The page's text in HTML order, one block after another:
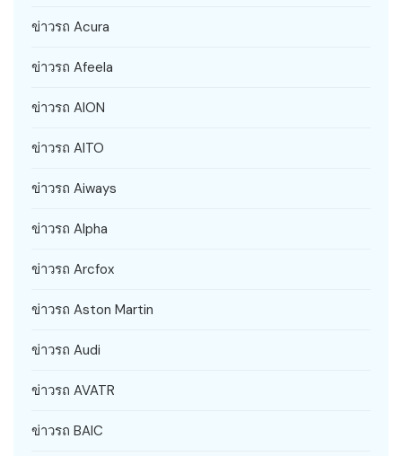
ข่าวรถ Acura
ข่าวรถ Afeela
ข่าวรถ AION
ข่าวรถ AITO
ข่าวรถ Aiways
ข่าวรถ Alpha
ข่าวรถ Arcfox
ข่าวรถ Aston Martin
ข่าวรถ Audi
ข่าวรถ AVATR
ข่าวรถ BAIC